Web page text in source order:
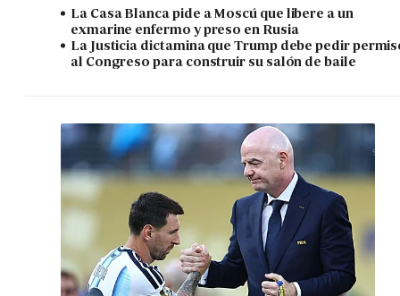
La Casa Blanca pide a Moscú que libere a un
exmarine enfermo y preso en Rusia
La Justicia dictamina que Trump debe pedir
al Congreso para construir su salón de baile